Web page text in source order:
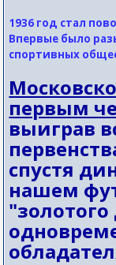
1936 год стал
Впервые было
спортивных
первым
выиграв
спустя
нашем
"золотого